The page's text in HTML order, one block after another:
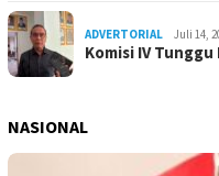
ADVERTORIAL Juli 14,
Komisi IV
NASIONAL